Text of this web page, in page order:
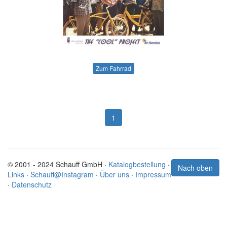
Zum Fahrrad
1
Nach oben
© 2001 - 2024 Schauff GmbH · Katalogbestellung ·
Links · Schauff@Instagram · Über uns · Impressum
· Datenschutz